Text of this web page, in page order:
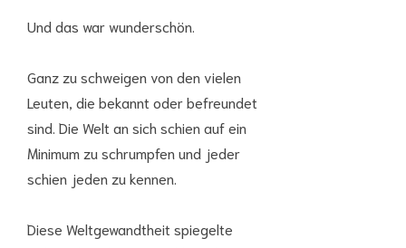
Und das war wunderschön.
Ganz zu schweigen von den vielen
Leuten, die bekannt oder befreundet
sind. Die Welt an sich schien auf ein
Minimum zu schrumpfen und jeder
schien jeden zu kennen.
Diese Weltgewandtheit spiegelte